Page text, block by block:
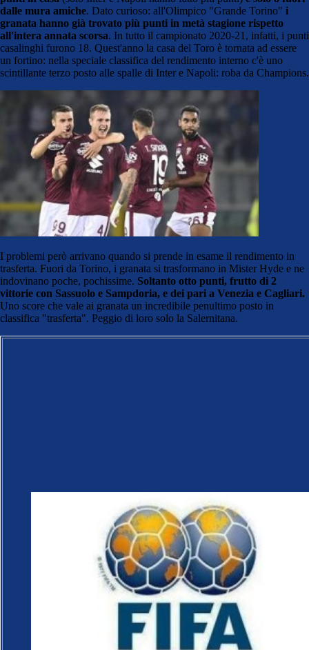
dalle mura amiche. Dato curioso: all'Olimpico "Grande Torino" i
granata hanno già trovato più punti in metà stagione rispetto
all'intera annata scorsa. In tutto il campionato 2020-21, infatti, i punti
casalinghi furono 18. Quest'anno la casa del Toro è tornata ad essere
un fortino: nella speciale classifica del rendimento interno c'è uno
scintillante terzo posto alle spalle di Inter e Napoli: roba da Champions.
I problemi però arrivano quando si prende in esame il rendimento in
trasferta. Fuori da Torino, i granata si trasformano in Mister Hyde e ne
indovinano poche, pochissime. Soltanto otto punti, frutto di 2
vittorie con Sassuolo e Sampdoria, e dei pari a Venezia e Cagliari.
Uno score che vale ai granata un incredibile penultimo posto in
classifica "trasferta". Peggio di loro solo la Salernitana.